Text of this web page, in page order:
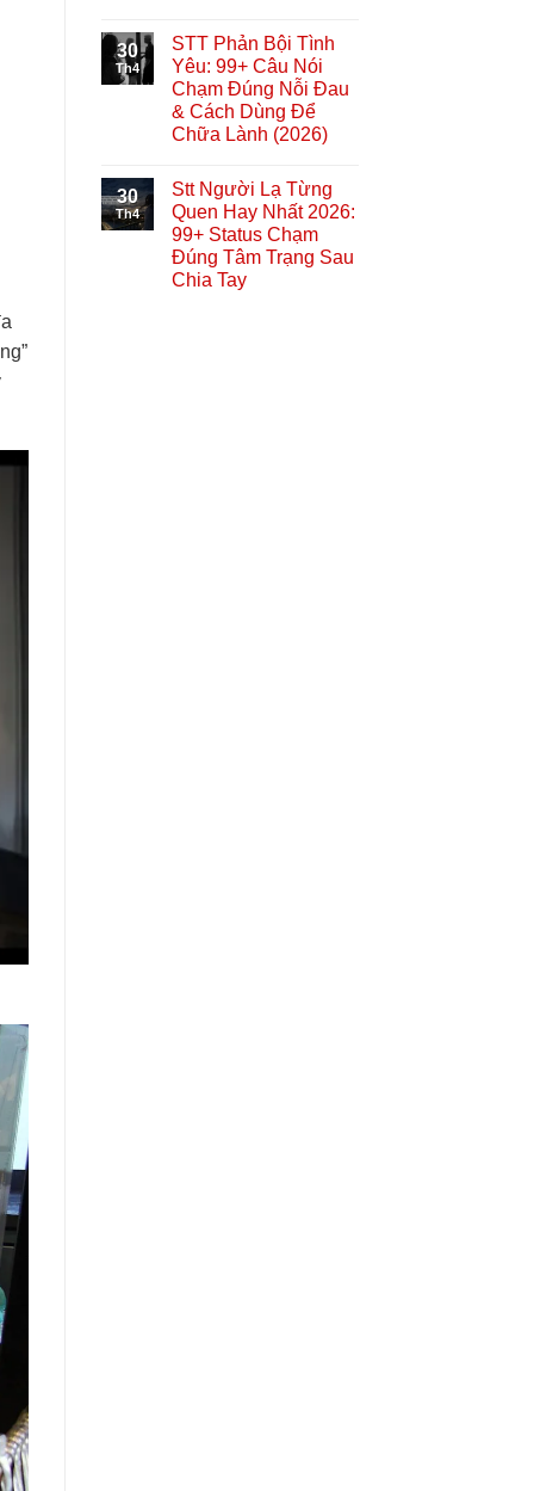
30
Th4
STT Phản Bội Tình
Yêu: 99+ Câu Nói
Chạm Đúng Nỗi Đau
& Cách Dùng Để
Chữa Lành (2026)
30
Th4
Stt Người Lạ Từng
Quen Hay Nhất 2026:
99+ Status Chạm
Đúng Tâm Trạng Sau
Chia Tay